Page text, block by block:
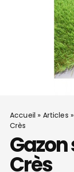
Accueil » Articles
Crès
Crès